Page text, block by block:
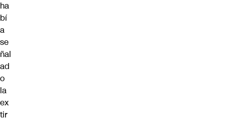
ha
bí
a
se
ñal
ad
o
la
ex
tir